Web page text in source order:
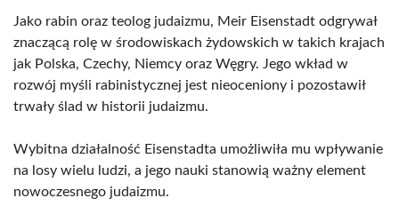
Jako rabin oraz teolog judaizmu, Meir Eisenstadt odgrywał
znaczącą rolę w środowiskach żydowskich w takich krajach
jak Polska, Czechy, Niemcy oraz Węgry. Jego wkład w
rozwój myśli rabinistycznej jest nieoceniony i pozostawił
trwały ślad w historii judaizmu.
Wybitna działalność Eisenstadta umożliwiła mu wpływanie
na losy wielu ludzi, a jego nauki stanowią ważny element
nowoczesnego judaizmu.